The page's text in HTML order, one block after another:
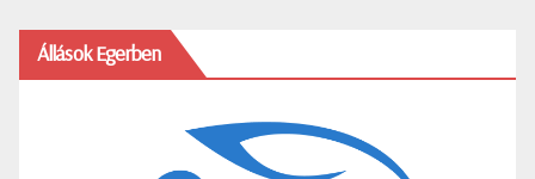
Állások Egerben